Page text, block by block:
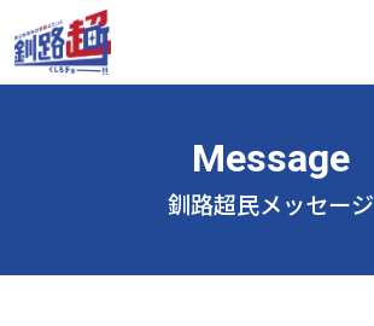
釧路超民メッセージ